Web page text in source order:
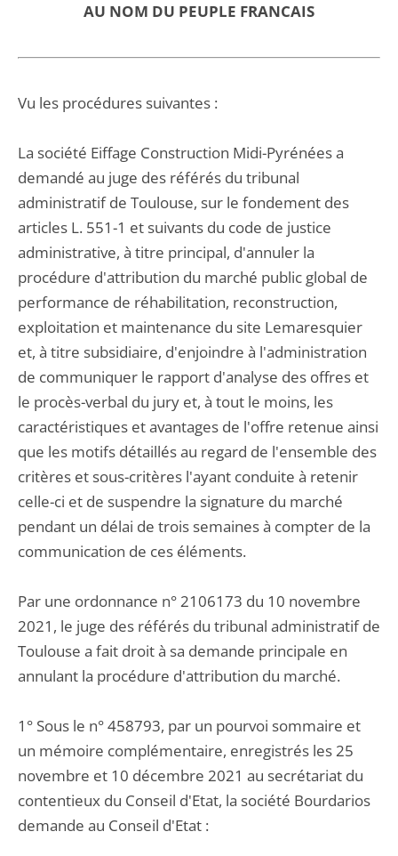
AU NOM DU PEUPLE FRANCAIS
Vu les procédures suivantes :
La société Eiffage Construction Midi-Pyrénées a
demandé au juge des référés du tribunal
administratif de Toulouse, sur le fondement des
articles L. 551-1 et suivants du code de justice
administrative, à titre principal, d'annuler la
procédure d'attribution du marché public global de
performance de réhabilitation, reconstruction,
exploitation et maintenance du site Lemaresquier
et, à titre subsidiaire, d'enjoindre à l'administration
de communiquer le rapport d'analyse des offres et
le procès-verbal du jury et, à tout le moins, les
caractéristiques et avantages de l'offre retenue ainsi
que les motifs détaillés au regard de l'ensemble des
critères et sous-critères l'ayant conduite à retenir
celle-ci et de suspendre la signature du marché
pendant un délai de trois semaines à compter de la
communication de ces éléments.
Par une ordonnance n° 2106173 du 10 novembre
2021, le juge des référés du tribunal administratif de
Toulouse a fait droit à sa demande principale en
annulant la procédure d'attribution du marché.
1° Sous le n° 458793, par un pourvoi sommaire et
un mémoire complémentaire, enregistrés les 25
novembre et 10 décembre 2021 au secrétariat du
contentieux du Conseil d'Etat, la société Bourdarios
demande au Conseil d'Etat :